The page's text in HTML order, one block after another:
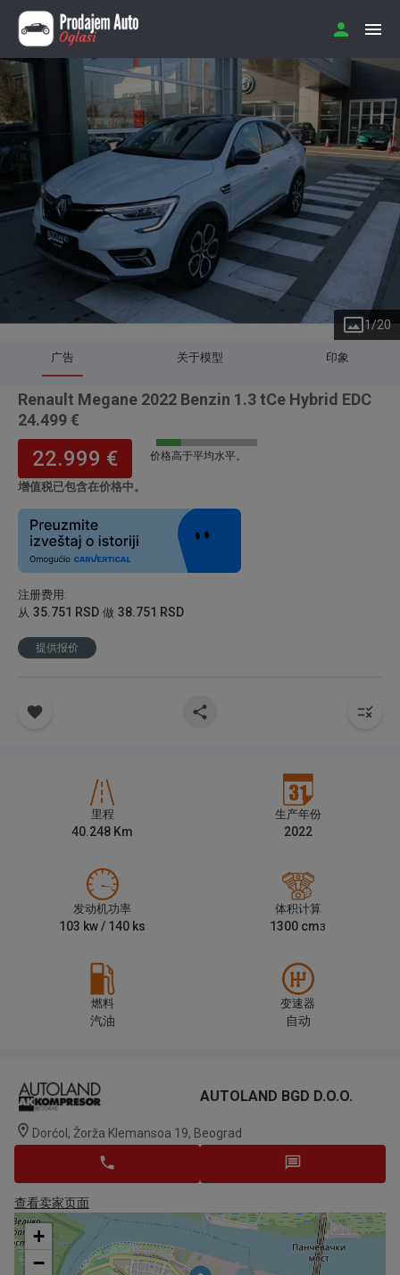
1/20
广告 关于模型 印象
Renault Megane 2022 Benzin 1.3 tCe Hybrid EDC
24.499 €
22.999 €
增值税已包含在价格中。
价格高于平均水平。
注册费用 :
从 35.751 RSD 做 38.751 RSD
提供报价
里程
40.248 Km
生产年份
2022
发动机功率
103 kw / 140 ks
体积计算
1300 cm3
燃料
汽油
变速器
自动
AUTOLAND BGD D.o.o.
Dorćol, Žorža Klemansoa 19, Beograd
查看卖家页面
+
−